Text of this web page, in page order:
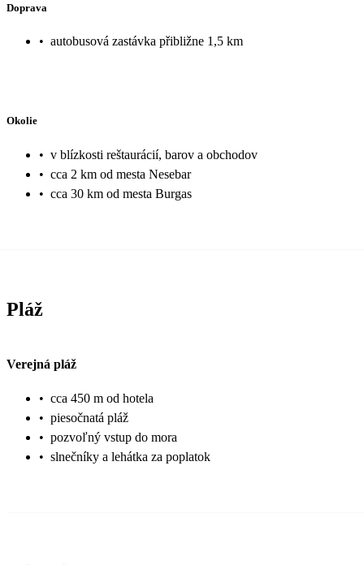
Doprava
• autobusová zastávka přibližne 1,5 km
Okolie
• v blízkosti reštaurácií, barov a obchodov
• cca 2 km od mesta Nesebar
• cca 30 km od mesta Burgas
Pláž
Verejná pláž
• cca 450 m od hotela
• piesočnatá pláž
• pozvoľný vstup do mora
• slnečníky a lehátka za poplatok